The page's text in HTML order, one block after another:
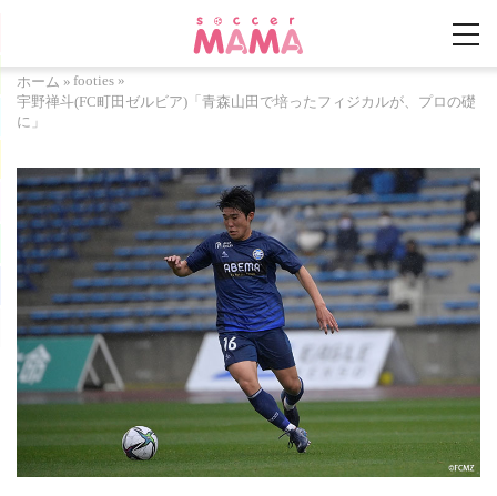
ホーム » footies »
宇野禅斗(FC町田ゼルビア)「青森山田で培ったフィジカルが、プロの礎
に」